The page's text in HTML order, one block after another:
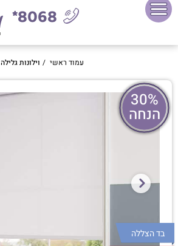
8068*
עמוד ראשי / וילונות גלילה
30%
הנחה
בד הצללה